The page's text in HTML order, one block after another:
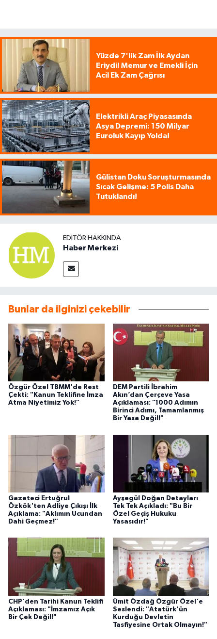
Yüzde 7'lik Zam İlk Aydan
Eriydi! Memur ve Emekli İçin
Acil Ek Zam Çağrısı
Elektrikli Araç Piyasasında
Asya Depremi: 150 Milyar
Euroluk Kayıp Yolda!
Gülistan Doku Soruşturmasında
Sıcak Gelişme: 5 Polis Daha
Tutuklandı!
EDITÖR HAKKINDA
Haber Merkezi
Bunlar da ilginizi çekebilir
Özgür Özel TBMM'de Rest
Çekti: "Kanun Teklifine İmza
Atma Niyetimiz Yok!"
DEM Partili İbrahim
Akın’dan Çerçeve Yasa
Açıklaması: "1000 Adımın
Birinci Adımı, Tamamlanmış
Bir Yasa Değil!"
Gazeteci Ertuğrul
Özkök'ten Adliye Çıkışı İlk
Açıklama: "Aklımın Ucundan
Dahi Geçmez!"
Ayşegül Doğan Detayları
Tek Tek Açıkladı: "Bu Bir
Özel Geçiş Hukuku
Yasasıdır!"
CHP'den Tarihi Kanun Teklifi
Açıklaması: "İmzamız Açık
Bir Çek Değil!"
Ümit Özdağ Özgür Özel'e
Seslendi: "Atatürk'ün
Kurduğu Devletin
Tasfiyesine Ortak Olmayın!"